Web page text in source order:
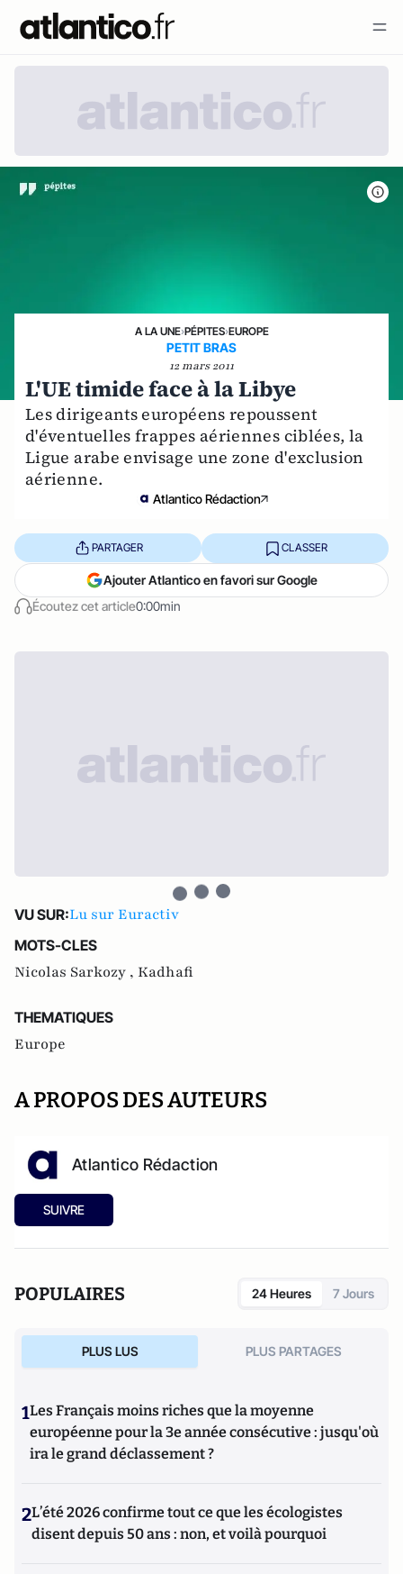
A LA UNE›PÉPITES›EUROPE
PETIT BRAS
12 mars 2011
L'UE timide face à la Libye
Les dirigeants européens repoussent
d'éventuelles frappes aériennes ciblées, la
Ligue arabe envisage une zone d'exclusion
aérienne.
Atlantico Rédaction
Écoutez cet article0:00min
PARTAGER CLASSER
Ajouter Atlantico en favori sur Google
VU SUR:Lu sur Euractiv
MOTS-CLES
Nicolas Sarkozy , Kadhafi
THEMATIQUES
Europe
A PROPOS DES AUTEURS
Atlantico Rédaction
SUIVRE
POPULAIRES 24 Heures 7 Jours
PLUS LUS PLUS PARTAGES
1Les Français moins riches que la moyenne
européenne pour la 3e année consécutive : jusqu'où
ira le grand déclassement ?
2L’été 2026 confirme tout ce que les écologistes
disent depuis 50 ans : non, et voilà pourquoi